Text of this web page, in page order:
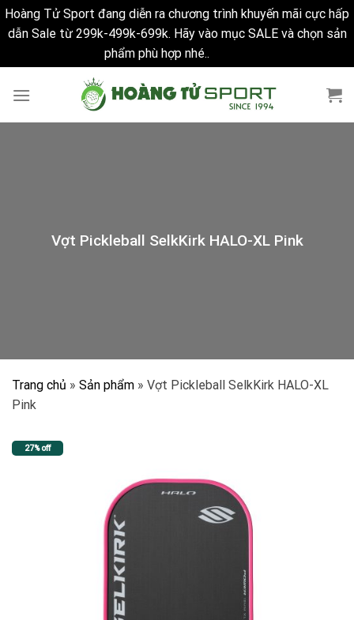
Hoàng Tử Sport đang diễn ra chương trình khuyến mãi cực hấp
dẫn Sale từ 299k-499k-699k. Hãy vào mục SALE và chọn sản
phẩm phù hợp nhé..
Vợt Pickleball SelkKirk HALO-XL Pink
Trang chủ » Sản phẩm » Vợt Pickleball SelkKirk HALO-XL
Pink
27% off